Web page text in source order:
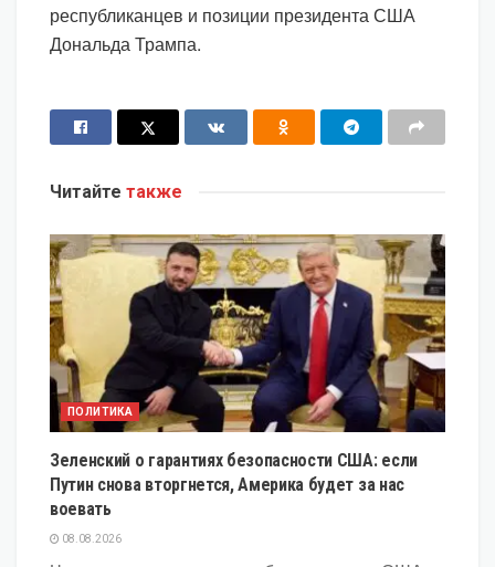
республиканцев и позиции президента США
Дональда Трампа.
Читайте также
ПОЛИТИКА
Зеленский о гарантиях безопасности США: если
Путин снова вторгнется, Америка будет за нас
воевать
08.08.2026